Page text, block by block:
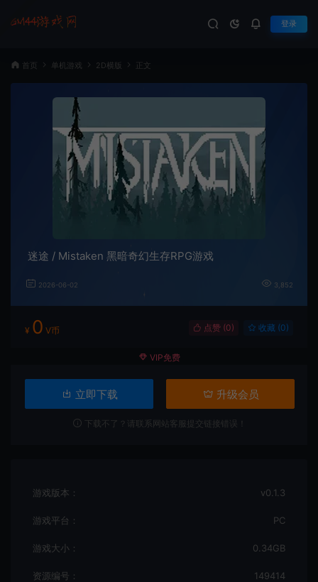
登录
首页 单机游戏 2D横版 正文
迷途 / Mistaken 黑暗奇幻生存RPG游戏
2026-06-02 3,852
¥ 0 V币 点赞 (0) 收藏 (0)
VIP免费
立即下载 升级会员
下载不了？请联系网站客服提交链接错误！
游戏版本： v0.1.3
游戏平台： PC
游戏大小： 0.34GB
资源编号： 149414